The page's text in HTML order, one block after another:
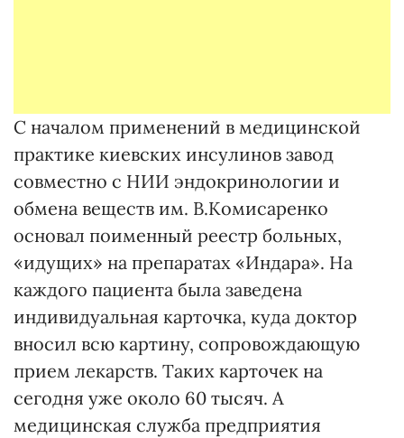
С началом применений в медицинской
практике киевских инсулинов завод
совместно с НИИ эндокринологии и
обмена веществ им. В.Комисаренко
основал поименный реестр больных,
«идущих» на препаратах «Индара». На
каждого пациента была заведена
индивидуальная карточка, куда доктор
вносил всю картину, сопровождающую
прием лекарств. Таких карточек на
сегодня уже около 60 тысяч. А
медицинская служба предприятия